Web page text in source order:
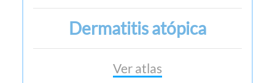
Dermatitis atópica
Ver atlas